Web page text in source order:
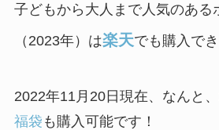
子どもから大人まで人気のある
（2023年）は楽天でも購入で
2022年11月20日現在、なんと、
福袋 も購入可能です！